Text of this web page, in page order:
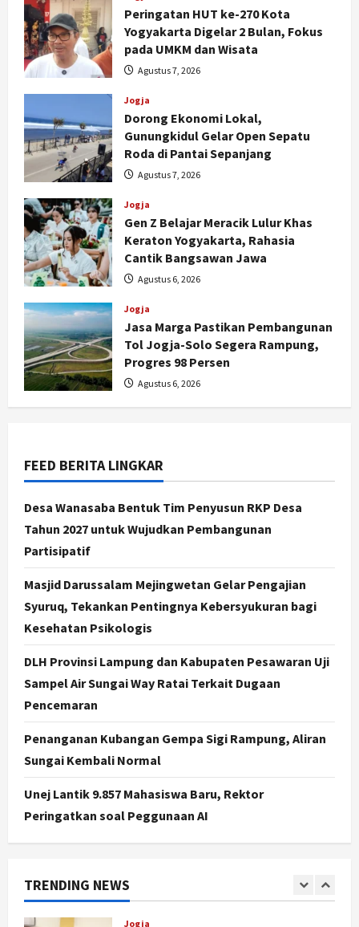
Peringatan HUT ke-270 Kota
Yogyakarta Digelar 2 Bulan, Fokus
pada UMKM dan Wisata
Agustus 7, 2026
Jogja
Dorong Ekonomi Lokal,
Gunungkidul Gelar Open Sepatu
Roda di Pantai Sepanjang
Agustus 7, 2026
Jogja
Gen Z Belajar Meracik Lulur Khas
Keraton Yogyakarta, Rahasia
Cantik Bangsawan Jawa
Agustus 6, 2026
Jogja
Jasa Marga Pastikan Pembangunan
Tol Jogja-Solo Segera Rampung,
Progres 98 Persen
Agustus 6, 2026
FEED BERITA LINGKAR
Desa Wanasaba Bentuk Tim Penyusun RKP Desa
Tahun 2027 untuk Wujudkan Pembangunan
Partisipatif
Masjid Darussalam Mejingwetan Gelar Pengajian
Syuruq, Tekankan Pentingnya Kebersyukuran bagi
Kesehatan Psikologis
DLH Provinsi Lampung dan Kabupaten Pesawaran Uji
Sampel Air Sungai Way Ratai Terkait Dugaan
Pencemaran
Penanganan Kubangan Gempa Sigi Rampung, Aliran
Sungai Kembali Normal
Unej Lantik 9.857 Mahasiswa Baru, Rektor
Peringatkan soal Peggunaan AI
TRENDING NEWS
2 Agustus 8, 2026
3
Kapanewon Pajangan Rampungkan
Verifikasi Indeks Desa 2026, 3
Politik
Hari Jadi Pati ke-703 Jadi
Momentum Kemajuan, Ini Pesan Ali
Badrudin
Agustus 8, 2026
5
Peringatan HUT ke-270 Kota
Yogyakarta Digelar 2 Bulan, Fokus
pada UMKM dan Wisata
1
Politik
Jogja